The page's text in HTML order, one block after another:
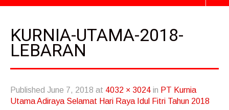
KURNIA-UTAMA-2018-
LEBARAN
Published June 7, 2018 at 4032 × 3024 in PT Kurnia
Utama Adiraya Selamat Hari Raya Idul Fitri Tahun 2018